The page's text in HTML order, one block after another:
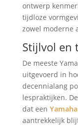
ontwerp
tijdloze
zowel moderne
Stijlvol en
De meeste
uitgevoerd in
decennialang
lespraktijken.
dat een
aantrekkelijk